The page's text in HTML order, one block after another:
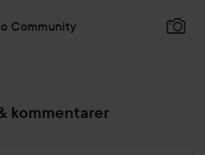
Community
kommentarer